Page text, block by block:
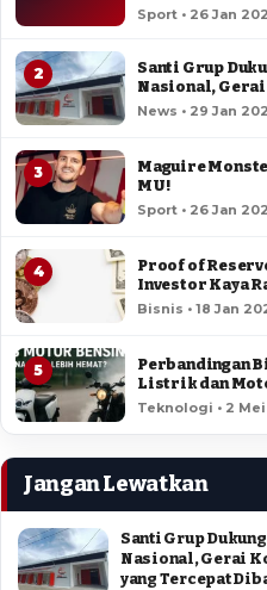
Sport • 26 Jan
2
Santi Grup
Nasional,
Jadi yang
News • 29 Jan
3
Maguire
MU!
Sport • 26 Jan
4
Proof of
Investor Kaya
Bisnis • 18 Jan
5
Perbandingan
Listrik dan
Hemat?
Teknologi • 2
Jangan Lewatkan
Santi Grup
Nasional, Gerai
yang Tercepat